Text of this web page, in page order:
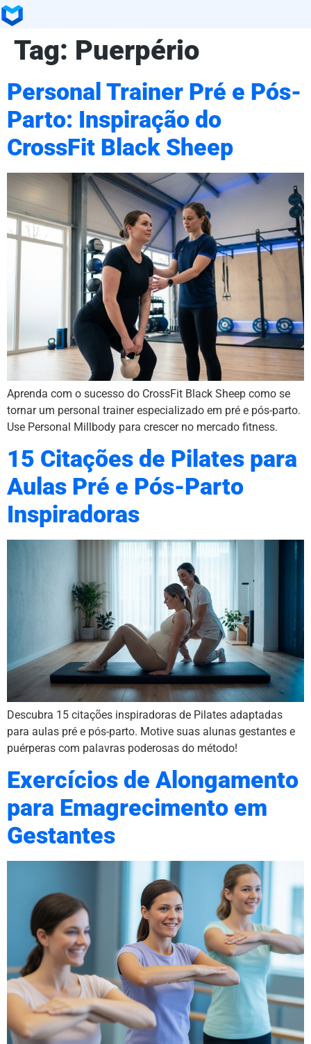
Tag: Puerpério
Personal Trainer Pré e Pós-
Parto: Inspiração do
CrossFit Black Sheep
Aprenda com o sucesso do CrossFit Black Sheep como se
tornar um personal trainer especializado em pré e pós-parto.
Use Personal Millbody para crescer no mercado fitness.
15 Citações de Pilates para
Aulas Pré e Pós-Parto
Inspiradoras
Descubra 15 citações inspiradoras de Pilates adaptadas
para aulas pré e pós-parto. Motive suas alunas gestantes e
puérperas com palavras poderosas do método!
Exercícios de Alongamento
para Emagrecimento em
Gestantes